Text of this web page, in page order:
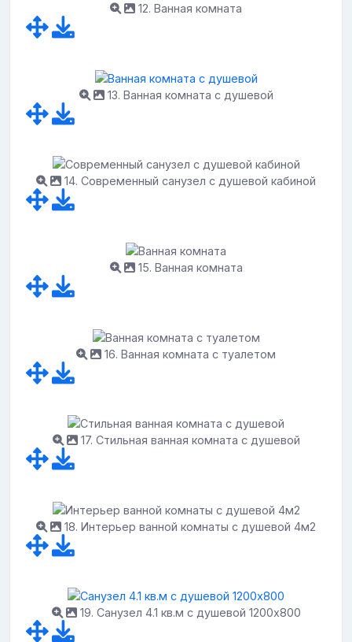
12. Ванная комната
13. Ванная комната с душевой
14. Современный санузел с душевой кабиной
15. Ванная комната
16. Ванная комната с туалетом
17. Стильная ванная комната с душевой
18. Интерьер ванной комнаты с душевой 4м2
19. Санузел 4.1 кв.м с душевой 1200х800